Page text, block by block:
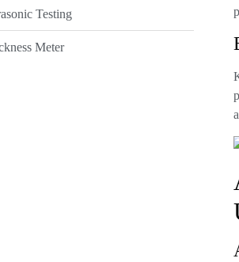
Testing
Meter